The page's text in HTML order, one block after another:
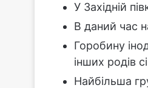
У Західній
В даний час
Горобину
інших родів
Найбільша